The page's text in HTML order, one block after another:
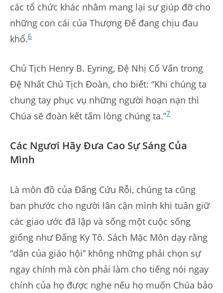
các tổ chức khác nhằm mang lại sự giúp đỡ cho
những con cái của Thượng Đế đang chịu đau
khổ.6
Chủ Tịch Henry B. Eyring, Đệ Nhị Cố Vấn trong
Đệ Nhất Chủ Tịch Đoàn, cho biết: “Khi chúng ta
chung tay phục vụ những người hoạn nạn thì
Chúa sẽ đoàn kết tấm lòng chúng ta.”7
Các Ngươi Hãy Đưa Cao Sự Sáng Của
Mình
Là môn đồ của Đấng Cứu Rỗi, chúng ta cũng
ban phước cho người lân cận mình khi tuân giữ
các giao ước đã lập và sống một cuộc sống
giống như Đấng Ky Tô. Sách Mặc Môn dạy rằng
“dân của giáo hội” không những phải chọn sự
ngay chính mà còn phải làm cho tiếng nói ngay
chính của họ được nghe nếu họ muốn Chúa bảo